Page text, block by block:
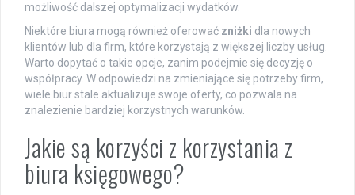
możliwość dalszej optymalizacji wydatków.
Niektóre biura mogą również oferować zniżki dla nowych
klientów lub dla firm, które korzystają z większej liczby usług.
Warto dopytać o takie opcje, zanim podejmie się decyzję o
współpracy. W odpowiedzi na zmieniające się potrzeby firm,
wiele biur stale aktualizuje swoje oferty, co pozwala na
znalezienie bardziej korzystnych warunków.
Jakie są korzyści z korzystania z
biura księgowego?